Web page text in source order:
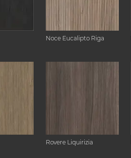
Noce Eucalipto Riga
Rovere Liquirizia